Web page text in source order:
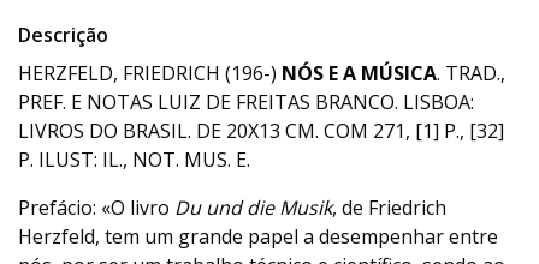
Descrição
HERZFELD, FRIEDRICH (196-) NÓS E A MÚSICA. TRAD.,
PREF. E NOTAS LUIZ DE FREITAS BRANCO. LISBOA:
LIVROS DO BRASIL. DE 20X13 CM. COM 271, [1] P., [32]
P. ILUST: IL., NOT. MUS. E.
Prefácio: «O livro Du und die Musik, de Friedrich
Herzfeld, tem um grande papel a desempenhar entre